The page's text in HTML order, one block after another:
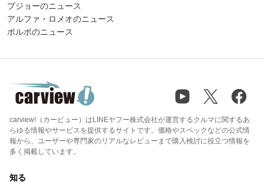
プジョーのニュース
アルファ・ロメオのニュース
ボルボのニュース
carview!（カービュー）はLINEヤフー株式会社が運営するクルマに関するあ
らゆる情報やサービスを提供するサイトです。価格やスペックなどの公式情
報から、ユーザーや専門家のリアルなレビューまで購入検討に役立つ情報を
多く掲載しています。
知る